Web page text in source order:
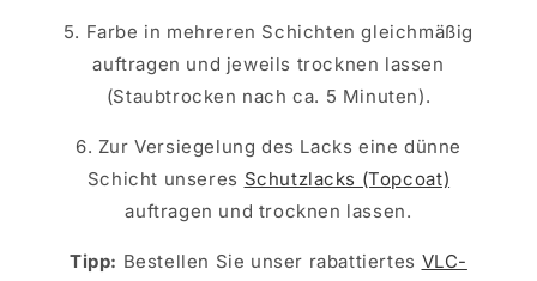
5. Farbe in mehreren Schichten gleichmäßig
auftragen und jeweils trocknen lassen
(Staubtrocken nach ca. 5 Minuten).
6. Zur Versiegelung des Lacks eine dünne
Schicht unseres Schutzlacks (Topcoat)
auftragen und trocknen lassen.
Tipp: Bestellen Sie unser rabattiertes VLC-